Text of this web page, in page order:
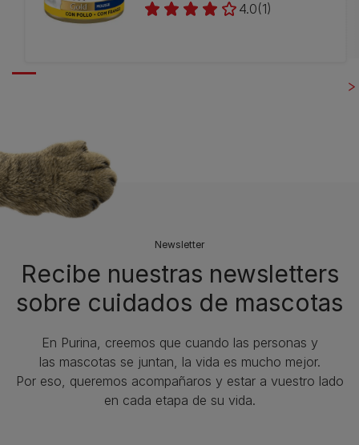
4.0(1)
Newsletter
Recibe nuestras newsletters
sobre cuidados de mascotas​
En Purina, creemos que cuando las personas y
las mascotas se juntan, la vida es mucho mejor.
Por eso, queremos acompañaros y estar a vuestro lado
en cada etapa de su vida.​